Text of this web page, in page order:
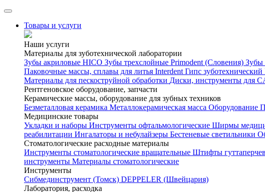
Товары и услуги
Наши услуги
Материалы для зуботехнической лаборатории
Зубы акриловые HICO Зубы трехслойные Primodent (Словения) Зубы
Паковочные массы, сплавы для литья Interdent Гипс зуботехнический
Материалы для пескоструйной обработки Диски, инструменты для
Рентгеновское оборудование, запчасти
Керамические массы, оборудование для зубных техников
Безметалловая керамика Металлокерамическая масса Оборудование
Медицинские товары
Укладки и наборы Инструменты офтальмологические Ширмы
реабилитации Ингалаторы и небулайзеры Бестеневые светильники
Стоматологические расходные материалы
Инструменты стоматологические вращательные Штифты
инструменты Материалы стоматологические
Инструменты
Cибмединструмент (Томск) DEPPELER (Швейцария)
Лаборатория, расходка